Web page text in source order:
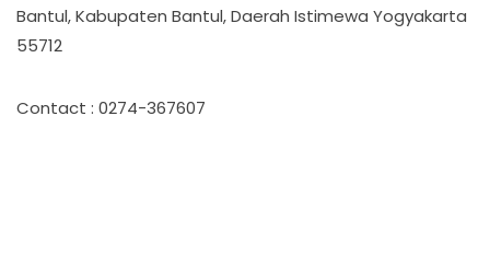
Bantul, Kabupaten Bantul, Daerah Istimewa Yogyakarta
55712
Contact : 0274-367607